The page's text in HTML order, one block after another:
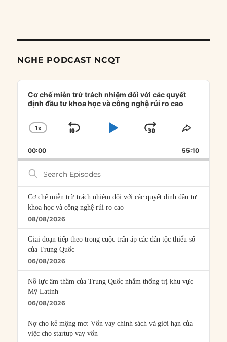
NGHE PODCAST NCQT
Audio
Player
Cơ chế miễn trừ trách nhiệm đối với các quyết
định đầu tư khoa học và công nghệ rủi ro cao
CHANGE
RATE
1X
SKIP
PLAYJUMP
FORWARD
SHARE
00:00 55:10
Search
Episodes
Cơ chế miễn trừ trách nhiệm đối với các quyết định đầu tư
khoa học và công nghệ rủi ro cao
08/08/2026
Giai đoạn tiếp theo trong cuộc trấn áp các dân tộc thiểu số
của Trung Quốc
06/08/2026
Nỗ lực âm thầm của Trung Quốc nhằm thống trị khu vực
Mỹ Latinh
06/08/2026
Nợ cho kẻ mộng mơ: Vốn vay chính sách và giới hạn của
việc cho startup vay vốn